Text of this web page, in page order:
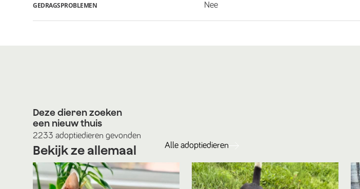
GEDRAGSPROBLEMEN Nee
Deze dieren zoeken
een nieuw thuis
2233 adoptiedieren gevonden
Bekijk ze allemaal Alle adoptiedieren